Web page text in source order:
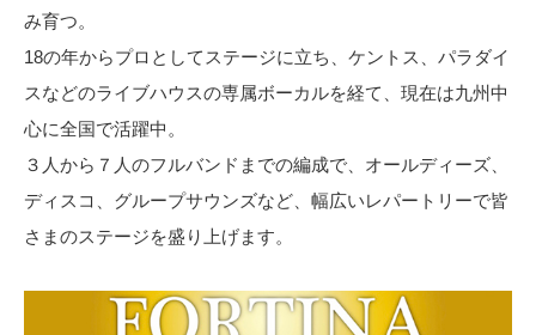
み育つ。
18の年からプロとしてステージに立ち、ケントス、パラダイ
スなどのライブハウスの専属ボーカルを経て、現在は九州中
心に全国で活躍中。
３人から７人のフルバンドまでの編成で、オールディーズ、
ディスコ、グループサウンズなど、幅広いレパートリーで皆
さまのステージを盛り上げます。